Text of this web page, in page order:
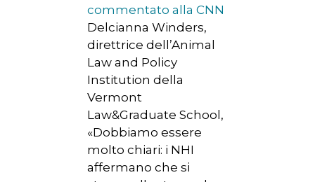
commentato alla CNN
Delcianna Winders,
direttrice dell’Animal
Law and Policy
Institution della
Vermont
Law&Graduate School,
«Dobbiamo essere
molto chiari: i NHI
affermano che si